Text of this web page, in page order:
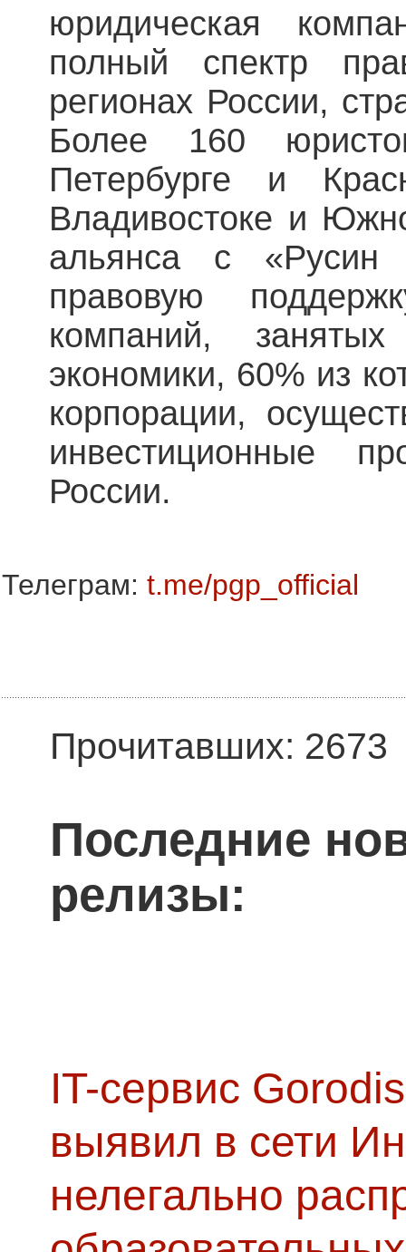
юридическая
полный спектр
регионах России,
Более 160
Петербурге и
Владивостоке и
альянса с «Русин
правовую
компаний,
экономики, 60% из
корпорации,
инвестиционные
России.
Телеграм: t.me/pgp_official
Прочитавших: 2673
Последние
релизы:
IT-сервис
выявил в сети
нелегально